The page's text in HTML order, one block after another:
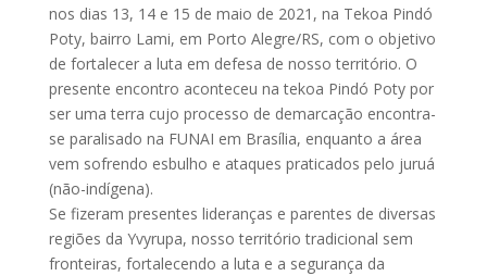
nos dias 13, 14 e 15 de maio de 2021, na Tekoa Pindó
Poty, bairro Lami, em Porto Alegre/RS, com o objetivo
de fortalecer a luta em defesa de nosso território. O
presente encontro aconteceu na tekoa Pindó Poty por
ser uma terra cujo processo de demarcação encontra-
se paralisado na FUNAI em Brasília, enquanto a área
vem sofrendo esbulho e ataques praticados pelo juruá
(não-indígena).
Se fizeram presentes lideranças e parentes de diversas
regiões da Yvyrupa, nosso território tradicional sem
fronteiras, fortalecendo a luta e a segurança da